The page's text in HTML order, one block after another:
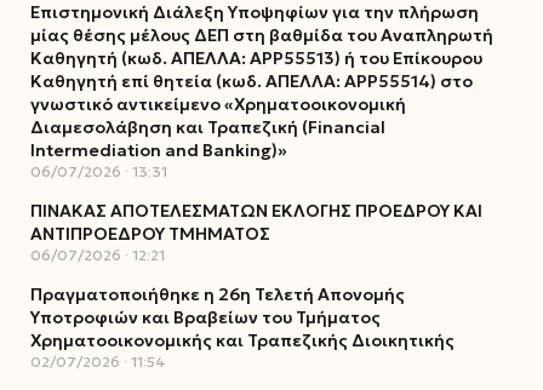
Επιστημονική Διάλεξη Υποψηφίων για την πλήρωση
μίας θέσης μέλους ΔΕΠ στη βαθμίδα του Αναπληρωτή
Καθηγητή (κωδ. ΑΠΕΛΛΑ: ΑΡΡ55513) ή του Επίκουρου
Καθηγητή επί θητεία (κωδ. ΑΠΕΛΛΑ: ΑΡΡ55514) στο
γνωστικό αντικείμενο «Χρηματοοικονομική
Διαμεσολάβηση και Τραπεζική (Financial
Intermediation and Banking)»
06/07/2026 13:31
ΠΙΝΑΚΑΣ ΑΠΟΤΕΛΕΣΜΑΤΩΝ ΕΚΛΟΓΗΣ ΠΡΟΕΔΡΟΥ ΚΑΙ
ΑΝΤΙΠΡΟΕΔΡΟΥ ΤΜΗΜΑΤΟΣ
06/07/2026 12:21
Πραγματοποιήθηκε η 26η Τελετή Απονομής
Υποτροφιών και Βραβείων του Τμήματος
Χρηματοοικονομικής και Τραπεζικής Διοικητικής
02/07/2026 11:54